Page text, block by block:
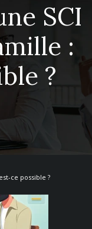
SCI
:
?
ce possible ?